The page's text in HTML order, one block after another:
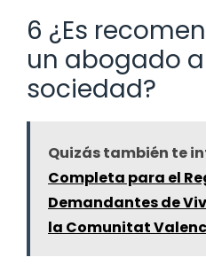
6 ¿Es
un abogado
sociedad?
Quizás también te
Completa para el
Demandantes de
la Comunitat